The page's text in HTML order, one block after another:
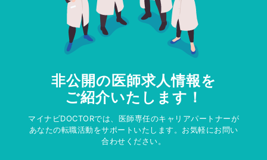
非公開の医師求人情報を
ご紹介いたします！
マイナビDOCTORでは、医師専任のキャリアパートナーが
あなたの転職活動をサポートいたします。お気軽にお問い
合わせください。